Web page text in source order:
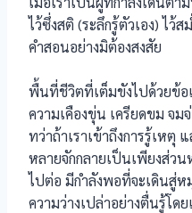
ไว้ซึ่งสติ (ระลึกรู้ตัวเอง) ไว้
คำสอนอย่างมิต้องสงสัย
พื้นที่ชีวิตที่เต็มขังไปด้วยข้อ
ความเคืองขุ่น เครียดขม จ
ทว่าถ้าเราเข้าถึงการรู้เหตุ
หลายจักกลายเป็นเพียงส่วน
ไปต่อ มีกำลังพอที่จะเดินสู่
ความว่างเปล่าอย่างตื่นรู้โด